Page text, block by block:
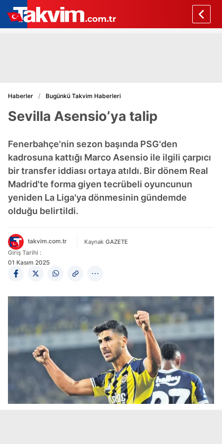
Haberler Bugünkü Takvim Haberleri
Sevilla Asensio’ya talip
Fenerbahçe'nin sezon başında PSG'den
kadrosuna kattığı Marco Asensio ile ilgili çarpıcı
bir transfer iddiası ortaya atıldı. Bir dönem Real
Madrid'te forma giyen tecrübeli oyuncunun
yeniden La Liga'ya dönmesinin gündemde
olduğu belirtildi.
takvim.com.tr Kaynak GAZETE
Giriş Tarihi :
01 Kasım 2025